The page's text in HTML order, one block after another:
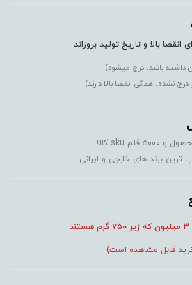
بالا و تاریخ تولید بروزاند
داشته باشد، درج میشود)
نشده، همگی انقضا بالا دارند)
ترین برند های خارجی و ایرانی
گرم هستند
قابل مشاهده است)